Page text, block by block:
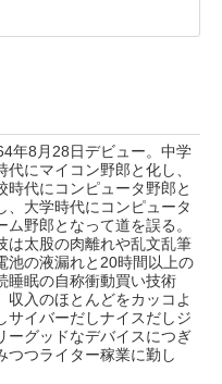
年8月28日デビュー。中学
代にマイコン野郎と化し、
時代にコンピュータ野郎と
、大学時代にコンピュータ
ム野郎となって道を誤る。
は太股の肉離れや乱文乱筆
池の液漏れと20時間以上の
睡眠の自称衝動買い技術
収入のほとんどをカッコよ
サイバーだしナイスだしジ
ーグッドなデバイスにつぎ
つつライター稼業に勤し